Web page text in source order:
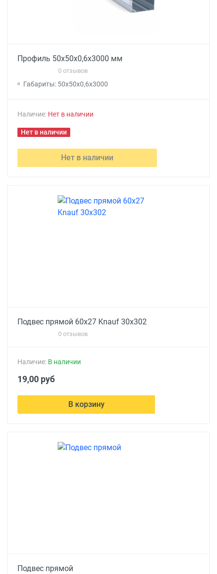
Профиль 50х50х0,6х3000 мм
0 отзывов
Габариты: 50х50х0,6х3000
Наличие: Нет в наличии
Нет в наличии
Нет в наличии
Подвес прямой 60х27 Knauf 30х302
0 отзывов
Наличие: В наличии
19,00 руб
В корзину
Подвес прямой